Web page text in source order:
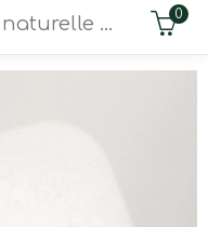
Eponge Konjac naturelle XXL corps 0